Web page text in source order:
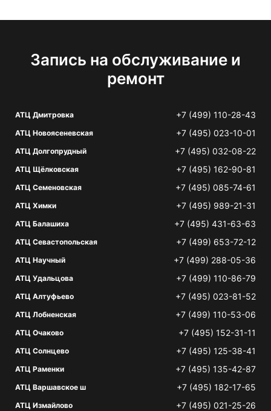
Запись на обслуживание и
ремонт
АТЦ Дмитровка +7 (499) 110-28-43
АТЦ Новоясеневская +7 (495) 023-10-01
АТЦ Долгопрудный +7 (495) 032-08-22
АТЦ Щёлковская +7 (495) 162-90-81
АТЦ Семеновская +7 (495) 085-74-61
АТЦ Химки +7 (495) 989-21-31
АТЦ Балашиха +7 (495) 431-63-63
АТЦ Севастопольская +7 (499) 653-72-12
АТЦ Научный +7 (499) 288-05-36
АТЦ Удальцова +7 (499) 110-86-79
АТЦ Алтуфьево +7 (495) 023-81-52
АТЦ Лобненская +7 (499) 110-53-06
АТЦ Очаково +7 (495) 152-31-11
АТЦ Солнцево +7 (495) 125-38-41
АТЦ Раменки +7 (495) 135-42-87
АТЦ Варшавское ш +7 (495) 182-17-65
АТЦ Измайлово +7 (495) 021-25-26